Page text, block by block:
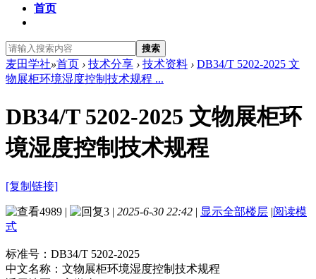
首页
搜索
麦田学社»首页 › 技术分享 › 技术资料 › DB34/T 5202-2025 文
物展柜环境湿度控制技术规程 ...
DB34/T 5202-2025 文物展柜环
境湿度控制技术规程
[复制链接]
4989 | 3 | 2025-6-30 22:42 | 显示全部楼层 |阅读模
式
标准号： DB34/T 5202-2025
中文名称： 文物展柜环境湿度控制技术规程